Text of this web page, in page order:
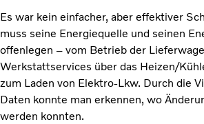
Es war kein einfacher, aber effektiver
muss seine Energiequelle und seinen
offenlegen – vom Betrieb der
Werkstattservices über das Heizen/
zum Laden von Elektro-Lkw. Durch die
Daten konnte man erkennen, wo
werden konnten.